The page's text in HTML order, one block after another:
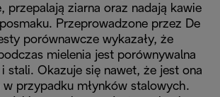
przepalają ziarna oraz nadają kawie
Przeprowadzone przez De
porównawcze wykazały, że
mielenia jest porównywalna
stali. Okazuje się nawet, że jest ona
w przypadku młynków stalowych.